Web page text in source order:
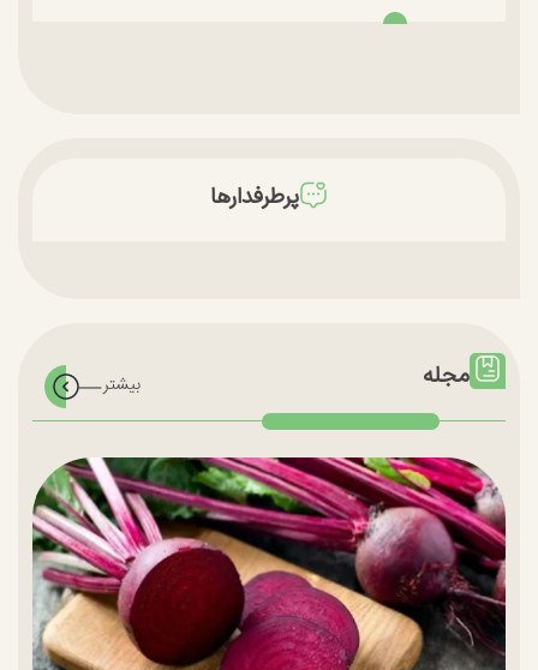
پرطرفدارها
مجله